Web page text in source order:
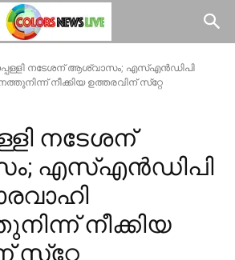
നടേശന് ആശ്വാസം; എസ്എന്‍ഡിപി
നീക്കിയ ഉത്തരവിന് സ്‌റ്റേ
നടേശന്
എസ്എന്‍ഡിപി
നീക്കിയ
സ്‌റ്റേ